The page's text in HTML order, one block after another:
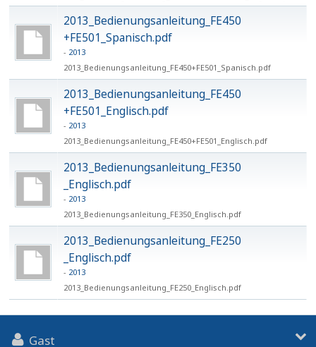
2013_Bedienungsanleitung_FE450​
+FE501_Spanisch.pdf
2013
2013_Bedienungsanleitung_FE450​+FE501_Spanisch.pdf
2013_Bedienungsanleitung_FE450​
+FE501_Englisch.pdf
2013
2013_Bedienungsanleitung_FE450​+FE501_Englisch.pdf
2013_Bedienungsanleitung_FE350​
_Englisch.pdf
2013
2013_Bedienungsanleitung_FE350​_Englisch.pdf
2013_Bedienungsanleitung_FE250​
_Englisch.pdf
2013
2013_Bedienungsanleitung_FE250​_Englisch.pdf
Gast